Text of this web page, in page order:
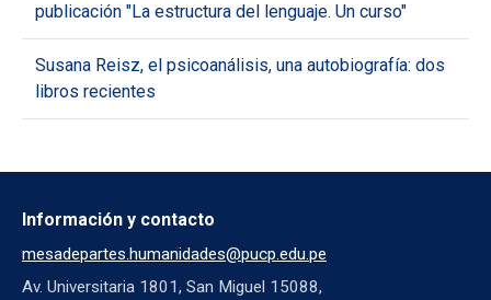
publicación "La estructura del lenguaje. Un curso"
Susana Reisz, el psicoanálisis, una autobiografía: dos
libros recientes
Información y contacto
mesadepartes.humanidades@pucp.edu.pe
Av. Universitaria 1801, San Miguel 15088,